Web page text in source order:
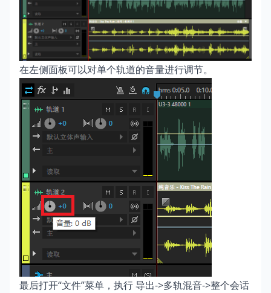
在左侧面板可以对单个轨道的音量进行调节。
最后打开“文件”菜单，执行 导出->多轨混音->整个会话